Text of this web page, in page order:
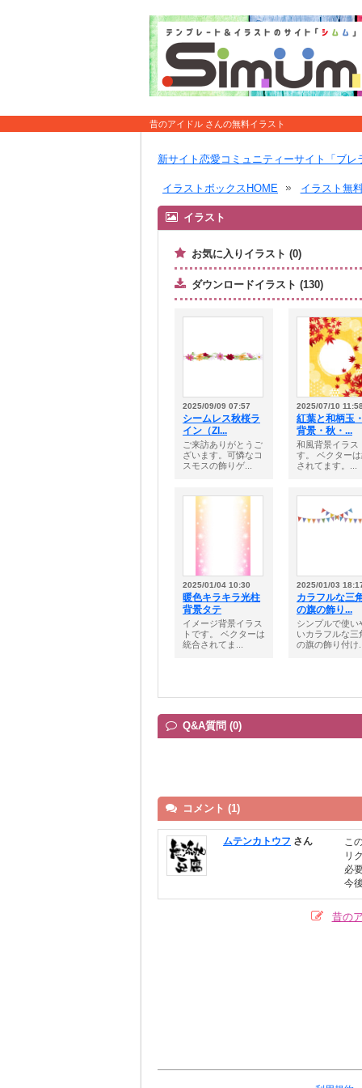
昔のアイドル さんの無料イラスト
新サイト恋愛コミュニティーサイト「ブレ
イラストボックスHOME イラスト無
イラスト
お気に入りイラスト (0)
ダウンロードイラスト (130)
2025/09/09 07:57
シームレス秋桜ラ
イン（ZI...
ご来訪ありがとうご
ざいます。可憐なコ
スモスの飾りゲ...
2025/07/10
紅葉と和柄玉
背景・秋・...
和風背景イラス
す。 ベクター
されてます。...
2025/01/04 10:30
暖色キラキラ光柱
背景タテ
イメージ背景イラス
トです。 ベクターは
統合されてま...
2025/01/03
カラフルな三
の旗の飾り...
シンプルで使い
いカラフルな三
の旗の飾り付け
Q&A質問 (0)
コメント (1)
ムテンカトウフ さん
こ
リ
必
今
昔の